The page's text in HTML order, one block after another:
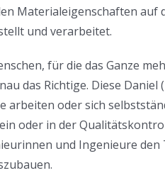
Materialeigenschaften auf
und verarbeitet.
für die das Ganze
das Richtige. Diese
arbeiten oder sich
oder in der
und Ingenieure